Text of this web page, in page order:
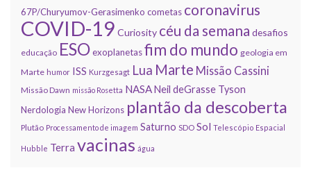
67P/Churyumov-Gerasimenko cometas coronavirus
COVID-19 Curiosity céu da semana desafios
educação ESOexoplanetasfim do mundo geologia em
Marte humor ISS Kurzgesagt Lua Marte Missão Cassini
Missão Dawn missão Rosetta NASANeil deGrasse Tyson
Nerdologia New Horizons plantão da descoberta
Plutão Processamento de imagem Saturno SDO Sol Telescópio Espacial
Hubble Terra vacinas água